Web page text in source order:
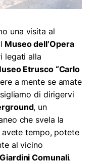
una visita al
Museo dell’Opera
legati alla
Etrusco “Carlo
a mente se amate
di dirigervi
, un
che svela la
tempo, potete
al vicino
Giardini Comunali.